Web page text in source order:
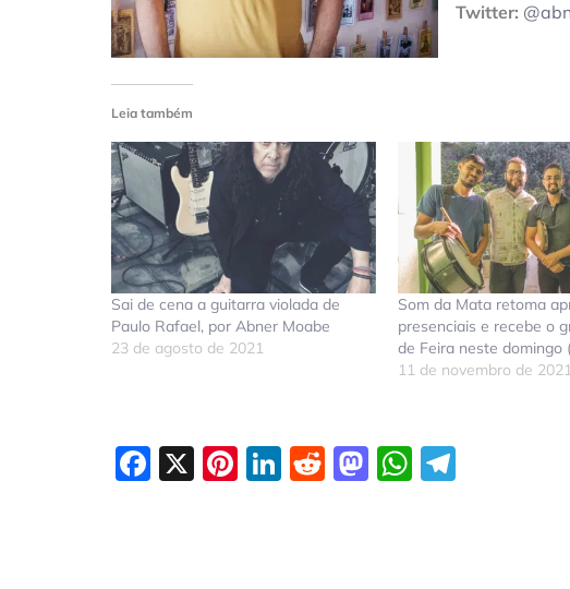
Twitter:
Leia também
Sai de cena a guitarra violada de
Paulo Rafael, por Abner Moabe
23 de agosto de 2021
Som da Mata retoma
presenciais e recebe o
de Feira neste domingo
11 de novembro de
Facebook
X Pinterest
LinkedIn
Reddit
Mastodon
WhatsApp